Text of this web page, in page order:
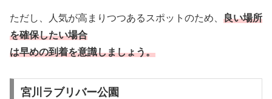
ただし、人気が高まりつつあるスポットのため、 良い場所
を確保したい場合
は早めの到着を意識しましょう。
宮川ラブリバー公園